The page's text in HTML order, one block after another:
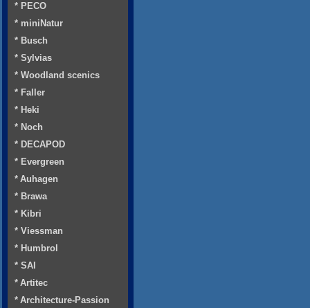
* PECO
* miniNatur
* Busch
* Sylvias
* Woodland scenics
* Faller
* Heki
* Noch
* DECAPOD
* Evergreen
* Auhagen
* Brawa
* Kibri
* Viessman
* Humbrol
* SAI
* Artitec
* Architecture-Passion